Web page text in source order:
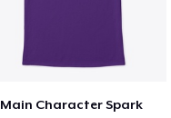
Main Character Spark